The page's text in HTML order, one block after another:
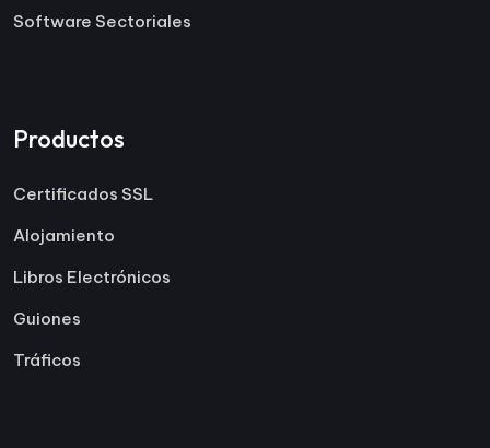
Software Sectoriales
Productos
Certificados SSL
Alojamiento
Libros Electrónicos
Guiones
Tráficos